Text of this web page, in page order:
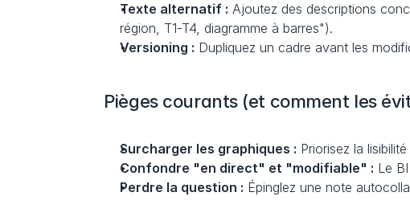
Texte alternatif : Ajoutez des descriptions
région, T1-T4, diagramme à barres").
Versioning : Dupliquez un cadre avant les
Pièges courants (et comment les
Surcharger les graphiques : Priorisez la
Confondre "en direct" et "modifiable" : Le
Perdre la question : Épinglez une note